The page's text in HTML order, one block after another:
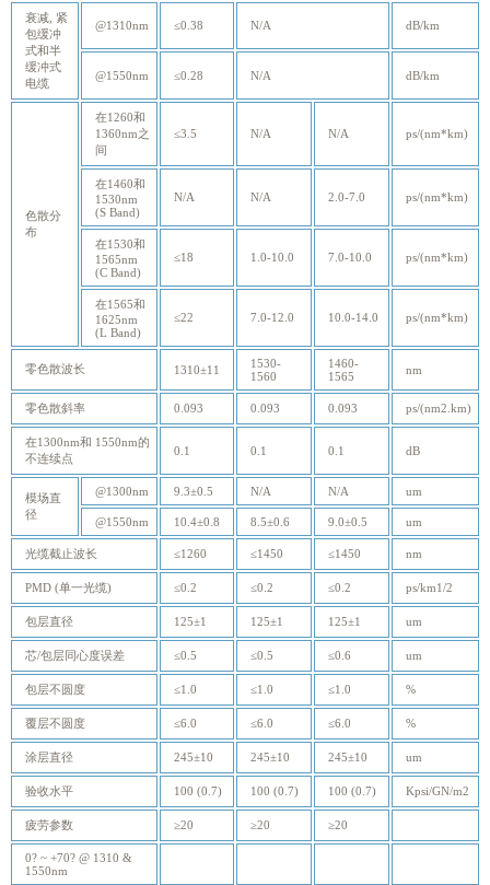
衰减, 紧
包缓冲
式和半
缓冲式
电缆
@1310nm ≤0.38 N/A dB/km
@1550nm ≤0.28 N/A dB/km
色散分
布
在1260和
1360nm之
间
≤3.5 N/A N/A ps/(nm*km)
在1460和
1530nm
(S Band)
N/A N/A 2.0-7.0 ps/(nm*km)
在1530和
1565nm
(C Band)
≤18 1.0-10.0 7.0-10.0 ps/(nm*km)
在1565和
1625nm
(L Band)
≤22 7.0-12.0 10.0-14.0 ps/(nm*km)
零色散波长 1310±11
1530-
1560
1460-
1565
nm
零色散斜率 0.093 0.093 0.093 ps/(nm2.km)
在1300nm和 1550nm的
不连续点
0.1 0.1 0.1 dB
模场直
径
@1300nm 9.3±0.5 N/A N/A um
@1550nm 10.4±0.8 8.5±0.6 9.0±0.5 um
光缆截止波长 ≤1260 ≤1450 ≤1450 nm
PMD (单一光缆) ≤0.2 ≤0.2 ≤0.2 ps/km1/2
包层直径 125±1 125±1 125±1 um
芯/包层同心度误差 ≤0.5 ≤0.5 ≤0.6 um
包层不圆度 ≤1.0 ≤1.0 ≤1.0 %
覆层不圆度 ≤6.0 ≤6.0 ≤6.0 %
涂层直径 245±10 245±10 245±10 um
验收水平 100 (0.7) 100 (0.7) 100 (0.7) Kpsi/GN/m2
疲劳参数 ≥20 ≥20 ≥20
0? ~ +70? @ 1310 &
1550nm